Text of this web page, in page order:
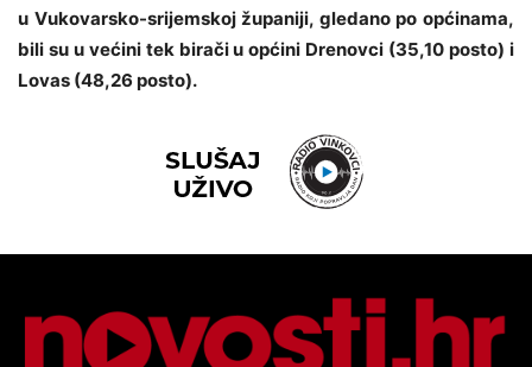
u Vukovarsko-srijemskoj županiji, gledano po općinama,
bili su u većini tek birači u općini Drenovci (35,10 posto) i
Lovas (48,26 posto).